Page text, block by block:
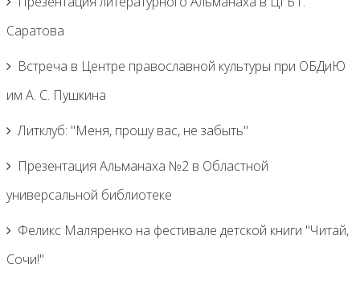
Саратова
Встреча в Центре православной культуры при ОБДиЮ
им А. С. Пушкина
Литклуб: "Меня, прошу вас, не забыть"
Презентация Альманаха №2 в Областной
универсальной библиотеке
Феликс Маляренко на фестивале детской книги "Читай,
Сочи!"